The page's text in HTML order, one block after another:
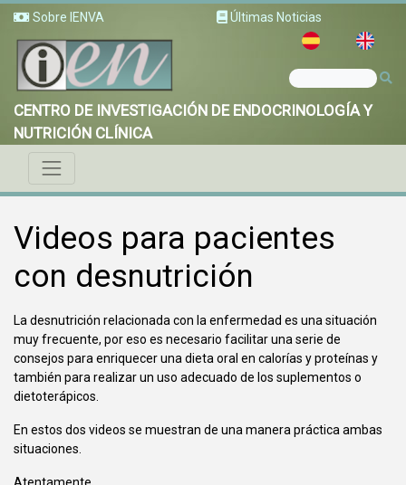
Sobre IENVA Últimas Noticias
CENTRO DE INVESTIGACIÓN DE ENDOCRINOLOGÍA Y
NUTRICIÓN CLÍNICA
Videos para pacientes
con desnutrición
La desnutrición relacionada con la enfermedad es una situación
muy frecuente, por eso es necesario facilitar una serie de
consejos para enriquecer una dieta oral en calorías y proteínas y
también para realizar un uso adecuado de los suplementos o
dietoterápicos.
En estos dos videos se muestran de una manera práctica ambas
situaciones.